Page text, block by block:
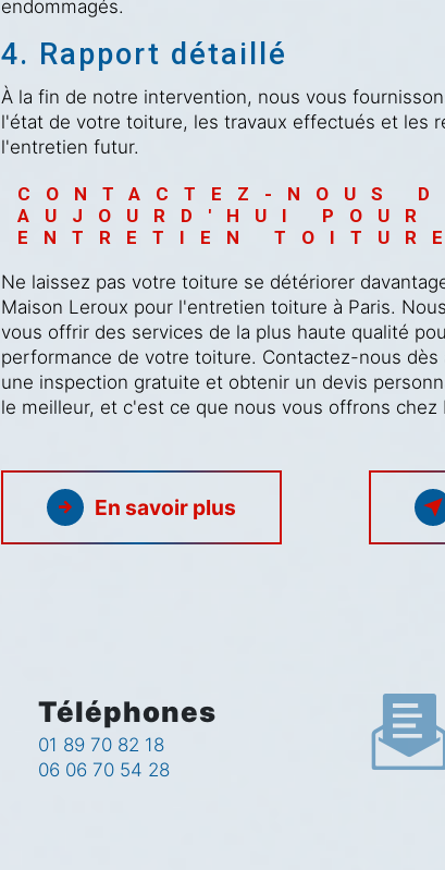
endommagés.
4. Rapport détaillé
À la fin de notre intervention, nous vous
l'état de votre toiture, les travaux effectués et les
l'entretien futur.
CONTACTEZ-NOUS
AUJOURD'HUI POUR
ENTRETIEN
Ne laissez pas votre toiture se détériorer
Maison Leroux pour l'entretien toiture à Paris.
vous offrir des services de la plus haute qualité
performance de votre toiture. Contactez-nous
une inspection gratuite et obtenir un devis
le meilleur, et c'est ce que nous vous offrons chez
En savoir plus
Téléphones
01 89 70 82 18
06 06 70 54 28